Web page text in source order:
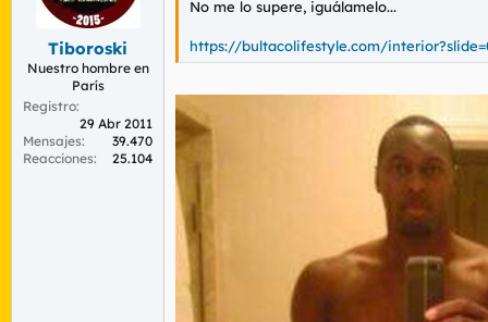
l
e
a
n
i
c
i
o
Tiboroski
Nuestro hombre en
París
Registro
29 Abr 2011
Mensajes
39.470
Reacciones
25.104
No me lo supere, iguálamelo...
https://bultacolifestyle.com/